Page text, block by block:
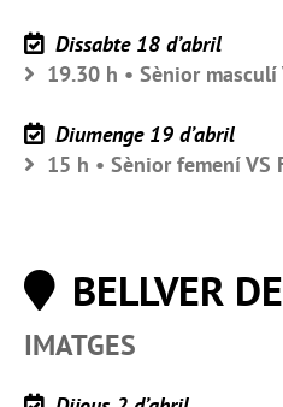
Dissabte 18 d’abril
19.30 h • Sènior masculí
Diumenge 19 d’abril
15 h • Sènior femení VS
BELLVER
IMATGES